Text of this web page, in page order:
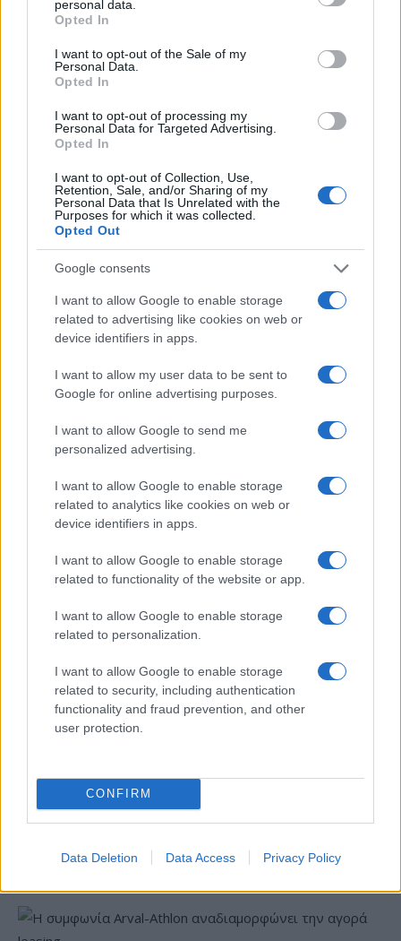
grant or deny consent to Google and its third-party tags to
use your data for below specified purposes in below Google
consent section.
personal data.
Opted In
I want to opt-out of the Sale of my
Personal Data.
Opted In
I want to opt-out of processing my
Personal Data for Targeted Advertising.
Opted In
I want to opt-out of Collection, Use,
Retention, Sale, and/or Sharing of my
Personal Data that Is Unrelated with the
Purposes for which it was collected.
Opted Out
Google consents
I want to allow Google to enable storage
related to advertising like cookies on web or
device identifiers in apps.
I want to allow my user data to be sent to
Google for online advertising purposes.
I want to allow Google to send me
personalized advertising.
I want to allow Google to enable storage
related to analytics like cookies on web or
device identifiers in apps.
I want to allow Google to enable storage
related to functionality of the website or app.
I want to allow Google to enable storage
related to personalization.
I want to allow Google to enable storage
related to security, including authentication
functionality and fraud prevention, and other
user protection.
CONFIRM
Data Deletion Data Access Privacy Policy
IAB Hellas: Νέα Διοικούσα Επιτροπή και νέο Διοικητικό
Συμβούλιο - Πρόεδρος ο Γαληνός Γιαγλής
Νέο Audi A2 e-tron με
στόχο την κορυφή της
αποδοτικότητας
Η Chery επενδύει 75 εκατ.
δολάρια στην KG Mobility
Το FIAT 500 Hybrid τώρα από 18.990 ευρώ
είμαι χαρούμενος με ένα
μετάλλιο"
Στους Ντένβερ Νάγκετς ο
HELLENiQ ENERGY: Κέρδη 393 εκατ. ευρώ στο α' εξάμηνο –
Στα 734 εκατ. ευρώ τα EBITDA
Viohalco: Αυξημένος κατά
14% ο τζίρος στο α'
– Στα 446 εκατ. ευρώ τα
1 δισ. ευρώ ως το 2028 για